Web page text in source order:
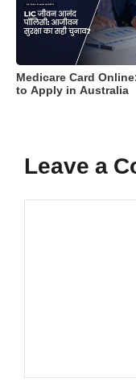
Medicare Card
to Apply in Australia
Leave a